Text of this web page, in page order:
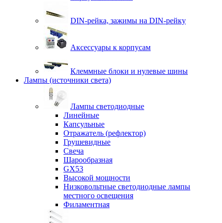
DIN-рейка, зажимы на DIN-рейку
Аксессуары к корпусам
Клеммные блоки и нулевые шины
Лампы (источники света)
Лампы светодиодные
Линейные
Капсульные
Отражатель (рефлектор)
Грушевидные
Свеча
Шарообразная
GX53
Высокой мощности
Низковольтные светодиодные лампы
местного освещения
Филаментная